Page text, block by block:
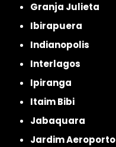
Granja Julieta
Ibirapuera
Indianopolis
Interlagos
Ipiranga
Itaim Bibi
Jabaquara
Jardim Aeroporto